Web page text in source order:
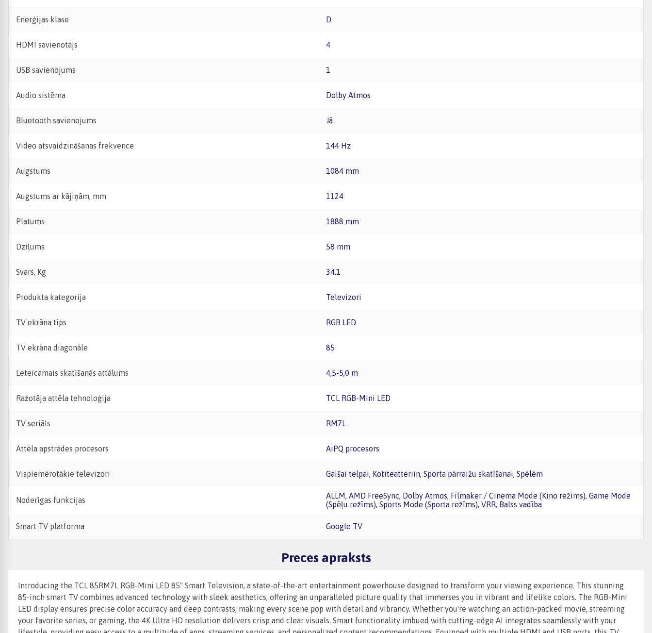
Enerģijas klase D
HDMI savienotājs 4
USB savienojums 1
Audio sistēma Dolby Atmos
Bluetooth savienojums Jā
Video atsvaidzināšanas frekvence 144 Hz
Augstums 1084 mm
Augstums ar kājiņām, mm 1124
Platums 1888 mm
Dziļums 58 mm
Svars, Kg 34.1
Produkta kategorija Televizori
TV ekrāna tips RGB LED
TV ekrāna diagonāle 85
Leteicamais skatīšanās attālums 4,5-5,0 m
Ražotāja attēla tehnoloģija TCL RGB-Mini LED
TV seriāls RM7L
Attēla apstrādes procesors AiPQ procesors
Vispiemērotākie televizori Gaišai telpai, Kotiteatteriin, Sporta pārraižu skatīšanai, Spēlēm
Noderīgas funkcijas
ALLM, AMD FreeSync, Dolby Atmos, Filmaker / Cinema Mode (Kino režīms), Game Mode
(Spēļu režīms), Sports Mode (Sporta režīms), VRR, Balss vadība
Smart TV platforma Google TV
Preces apraksts
Introducing the TCL 85RM7L RGB-Mini LED 85" Smart Television, a state-of-the-art entertainment powerhouse designed to transform your viewing experience. This stunning
85-inch smart TV combines advanced technology with sleek aesthetics, offering an unparalleled picture quality that immerses you in vibrant and lifelike colors. The RGB-Mini
LED display ensures precise color accuracy and deep contrasts, making every scene pop with detail and vibrancy. Whether you're watching an action-packed movie, streaming
your favorite series, or gaming, the 4K Ultra HD resolution delivers crisp and clear visuals. Smart functionality imbued with cutting-edge AI integrates seamlessly with your